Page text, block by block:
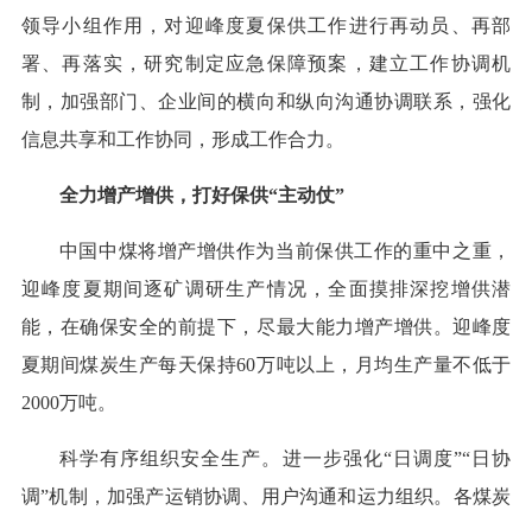
领导小组作用，对迎峰度夏保供工作进行再动员、再部
署、再落实，研究制定应急保障预案，建立工作协调机
制，加强部门、企业间的横向和纵向沟通协调联系，强化
信息共享和工作协同，形成工作合力。
全力增产增供，打好保供“主动仗”
中国中煤将增产增供作为当前保供工作的重中之重，
迎峰度夏期间逐矿调研生产情况，全面摸排深挖增供潜
能，在确保安全的前提下，尽最大能力增产增供。迎峰度
夏期间煤炭生产每天保持60万吨以上，月均生产量不低于
2000万吨。
科学有序组织安全生产。进一步强化“日调度”“日协
调”机制，加强产运销协调、用户沟通和运力组织。各煤炭